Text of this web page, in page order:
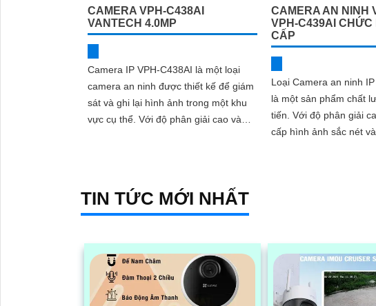
CAMERA VPH-C438AI
VANTECH 4.0MP
Camera IP VPH-C438AI là một loại
camera an ninh được thiết kế để giám
sát và ghi lại hình ảnh trong một khu
vực cụ thể. Với độ phân giải cao và
CAMERA AN NINH
VPH-C439AI CHỨC
CẤP
Loại Camera an ninh
là một sản phẩm chất
tiến. Với độ phân giải cao 4K, nó cung
cấp hình ảnh sắc nét và
TIN TỨC MỚI NHẤT